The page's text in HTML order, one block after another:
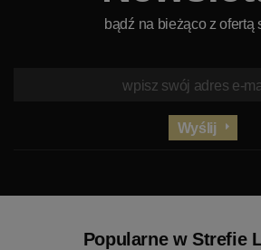
bądź na bieżąco z ofertą
Wyślij
Popularne w Strefie